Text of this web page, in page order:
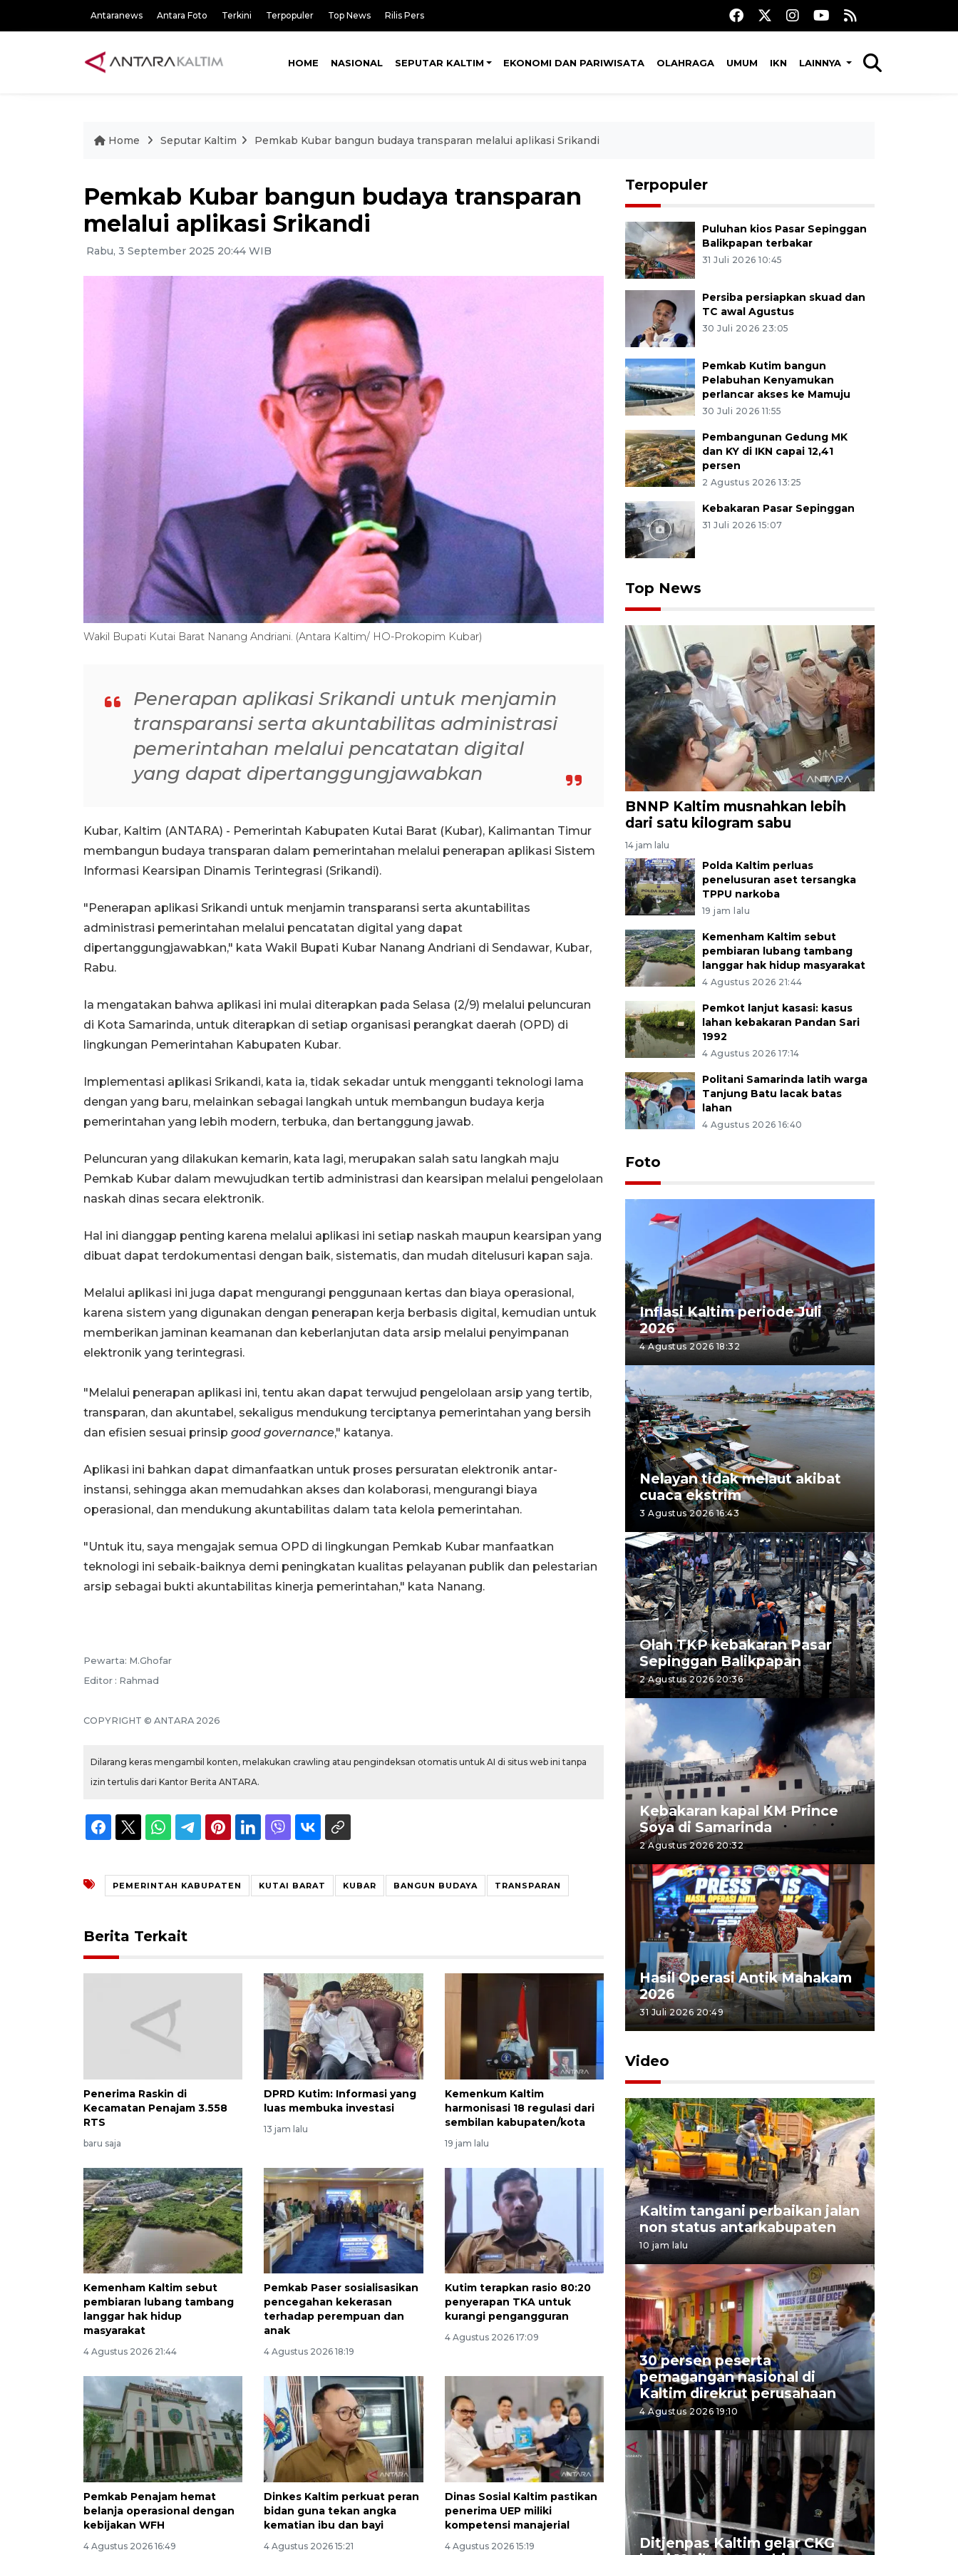
Antaranews Antara Foto Terkini Terpopuler Top News Rilis Pers
HOME NASIONAL SEPUTAR KALTIM EKONOMI DAN PARIWISATA OLAHRAGA UMUM IKN LAINNYA
Home Seputar Kaltim Pemkab Kubar bangun budaya transparan melalui aplikasi Srikandi
Pemkab Kubar bangun budaya transparan
melalui aplikasi Srikandi
Rabu, 3 September 2025 20:44 WIB
Wakil Bupati Kutai Barat Nanang Andriani. (Antara Kaltim/ HO-Prokopim Kubar)
Penerapan aplikasi Srikandi untuk menjamin
transparansi serta akuntabilitas administrasi
pemerintahan melalui pencatatan digital
yang dapat dipertanggungjawabkan
Kubar, Kaltim (ANTARA) - Pemerintah Kabupaten Kutai Barat (Kubar), Kalimantan Timur
membangun budaya transparan dalam pemerintahan melalui penerapan aplikasi Sistem
Informasi Kearsipan Dinamis Terintegrasi (Srikandi).
"Penerapan aplikasi Srikandi untuk menjamin transparansi serta akuntabilitas
administrasi pemerintahan melalui pencatatan digital yang dapat
dipertanggungjawabkan," kata Wakil Bupati Kubar Nanang Andriani di Sendawar, Kubar,
Rabu.
Ia mengatakan bahwa aplikasi ini mulai diterapkan pada Selasa (2/9) melalui peluncuran
di Kota Samarinda, untuk diterapkan di setiap organisasi perangkat daerah (OPD) di
lingkungan Pemerintahan Kabupaten Kubar.
Implementasi aplikasi Srikandi, kata ia, tidak sekadar untuk mengganti teknologi lama
dengan yang baru, melainkan sebagai langkah untuk membangun budaya kerja
pemerintahan yang lebih modern, terbuka, dan bertanggung jawab.
Peluncuran yang dilakukan kemarin, kata lagi, merupakan salah satu langkah maju
Pemkab Kubar dalam mewujudkan tertib administrasi dan kearsipan melalui pengelolaan
naskah dinas secara elektronik.
Hal ini dianggap penting karena melalui aplikasi ini setiap naskah maupun kearsipan yang
dibuat dapat terdokumentasi dengan baik, sistematis, dan mudah ditelusuri kapan saja.
Melalui aplikasi ini juga dapat mengurangi penggunaan kertas dan biaya operasional,
karena sistem yang digunakan dengan penerapan kerja berbasis digital, kemudian untuk
memberikan jaminan keamanan dan keberlanjutan data arsip melalui penyimpanan
elektronik yang terintegrasi.
"Melalui penerapan aplikasi ini, tentu akan dapat terwujud pengelolaan arsip yang tertib,
transparan, dan akuntabel, sekaligus mendukung terciptanya pemerintahan yang bersih
dan efisien sesuai prinsip good governance," katanya.
Aplikasi ini bahkan dapat dimanfaatkan untuk proses persuratan elektronik antar-
instansi, sehingga akan memudahkan akses dan kolaborasi, mengurangi biaya
operasional, dan mendukung akuntabilitas dalam tata kelola pemerintahan.
"Untuk itu, saya mengajak semua OPD di lingkungan Pemkab Kubar manfaatkan
teknologi ini sebaik-baiknya demi peningkatan kualitas pelayanan publik dan pelestarian
arsip sebagai bukti akuntabilitas kinerja pemerintahan," kata Nanang.
Pewarta: M.Ghofar
Editor : Rahmad
COPYRIGHT © ANTARA 2026
Dilarang keras mengambil konten, melakukan crawling atau pengindeksan otomatis untuk AI di situs web ini tanpa
izin tertulis dari Kantor Berita ANTARA.
PEMERINTAH KABUPATEN KUTAI BARAT KUBAR BANGUN BUDAYA TRANSPARAN
Berita Terkait
Penerima Raskin di
Kecamatan Penajam 3.558
RTS
baru saja
DPRD Kutim: Informasi yang
luas membuka investasi
13 jam lalu
Kemenkum Kaltim
harmonisasi 18 regulasi dari
sembilan kabupaten/kota
19 jam lalu
Kemenham Kaltim sebut
pembiaran lubang tambang
langgar hak hidup
masyarakat
4 Agustus 2026 21:44
Pemkab Paser sosialisasikan
pencegahan kekerasan
terhadap perempuan dan
anak
4 Agustus 2026 18:19
Kutim terapkan rasio 80:20
penyerapan TKA untuk
kurangi pengangguran
4 Agustus 2026 17:09
Pemkab Penajam hemat
belanja operasional dengan
kebijakan WFH
4 Agustus 2026 16:49
Dinkes Kaltim perkuat peran
bidan guna tekan angka
kematian ibu dan bayi
4 Agustus 2026 15:21
Dinas Sosial Kaltim pastikan
penerima UEP miliki
kompetensi manajerial
4 Agustus 2026 15:19
Terpopuler
Puluhan kios Pasar Sepinggan
Balikpapan terbakar
31 Juli 2026 10:45
Persiba persiapkan skuad dan
TC awal Agustus
30 Juli 2026 23:05
Pemkab Kutim bangun
Pelabuhan Kenyamukan
perlancar akses ke Mamuju
30 Juli 2026 11:55
Pembangunan Gedung MK
dan KY di IKN capai 12,41
persen
2 Agustus 2026 13:25
Kebakaran Pasar Sepinggan
31 Juli 2026 15:07
Top News
BNNP Kaltim musnahkan lebih
dari satu kilogram sabu
14 jam lalu
Polda Kaltim perluas
penelusuran aset tersangka
TPPU narkoba
19 jam lalu
Kemenham Kaltim sebut
pembiaran lubang tambang
langgar hak hidup masyarakat
4 Agustus 2026 21:44
Pemkot lanjut kasasi: kasus
lahan kebakaran Pandan Sari
1992
4 Agustus 2026 17:14
Politani Samarinda latih warga
Tanjung Batu lacak batas
lahan
4 Agustus 2026 16:40
Foto
Inflasi Kaltim periode Juli
2026
4 Agustus 2026 18:32
Nelayan tidak melaut akibat
cuaca ekstrim
3 Agustus 2026 16:43
Olah TKP kebakaran Pasar
Sepinggan Balikpapan
2 Agustus 2026 20:36
Kebakaran kapal KM Prince
Soya di Samarinda
2 Agustus 2026 20:32
Hasil Operasi Antik Mahakam
2026
31 Juli 2026 20:49
Video
Kaltim tangani perbaikan jalan
non status antarkabupaten
10 jam lalu
30 persen peserta
pemagangan nasional di
Kaltim direkrut perusahaan
4 Agustus 2026 19:10
Ditjenpas Kaltim gelar CKG